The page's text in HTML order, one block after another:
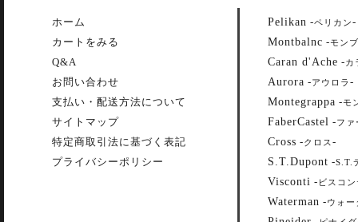
ホーム
カートをみる
Q&A
お問い合わせ
支払い・配送方法について
サイトマップ
特定商取引法に基づく表記
プライバシーポリシー
Pelikan -ペリカン-
Montbalnc -モン
Caran d'Ache -カ
Aurora -アウロラ -
Montegrappa -モ
FaberCastel -ファ
Cross -クロス -
S.T.Dupont -S.T.
Visconti - ビスコ
Waterman -ウォー